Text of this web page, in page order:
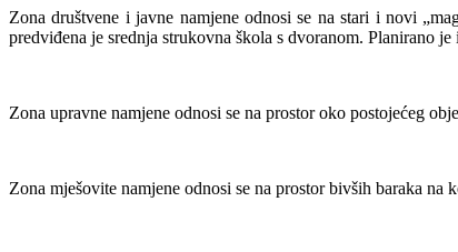
Zona društvene i javne namjene odnosi se na stari i novi
predviđena je srednja strukovna škola s dvoranom. Planirano
Zona upravne namjene odnosi se na prostor oko postojećeg
Zona mješovite namjene odnosi se na prostor bivših baraka